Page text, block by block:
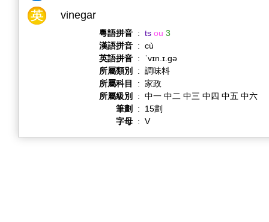
vinegar
粵語拼音 : ts ou 3
漢語拼音 : cù
英語拼音 :
ˈvɪn.ɪ.ɡə
所屬類別
: 調味料
所屬科目
: 家政
所屬級別
: 中一 中二 中三 中四 中五 中六
筆劃
:
15劃
字母 : V